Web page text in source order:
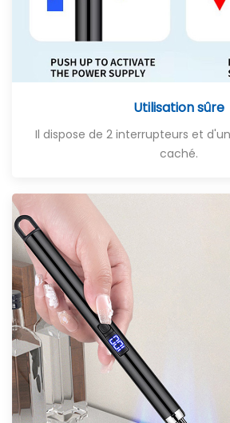
Utilisation sûre
Il dispose de 2 interrupteurs et
caché.